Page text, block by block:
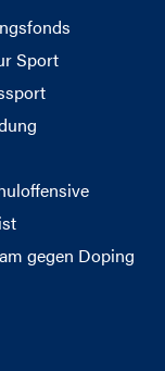
Sport
gegen Doping